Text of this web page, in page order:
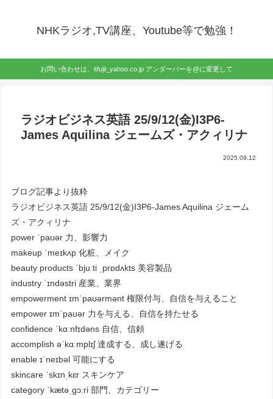
NHKラジオ,TV講座、Youtube等で勉強！
お問い合わせは、itfujii_yahoo.co.jp アンダーバーを@に変更して
ラジオビジネス英語 25/9/12(金)I3P6-
James Aquilina ジェームズ・アクィリナ
2025.09.12
ブログ記事より抜粋
ラジオビジネス英語 25/9/12(金)I3P6-James Aquilina ジェーム
ズ・アクィリナ
power ˈpaʊər 力、影響力
makeup ˈmeɪkʌp 化粧、メイク
beauty products ˈbjuːti ˌprɒdʌkts 美容製品
industry ˈɪndəstri 産業、業界
empowerment ɪmˈpaʊərmənt 権限付与、自信を与えること
empower ɪmˈpaʊər 力を与える、自信を持たせる
confidence ˈkɑːnfɪdəns 自信、信頼
accomplish əˈkɑːmplɪʃ 達成する、成し遂げる
enable ɪˈneɪbəl 可能にする
skincare ˈskɪnˌkɛr スキンケア
category ˈkætəˌɡɔːri 部門、カテゴリー